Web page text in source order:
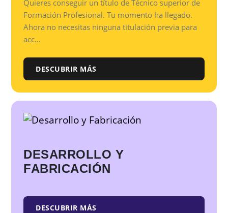
Quieres conseguir un título de Técnico superior de
Formación Profesional. Tu momento ha llegado.
Ahora no necesitas ninguna titulación previa para
acc...
DESCUBRIR MÁS
DESARROLLO Y
FABRICACIÓN
DESCUBRIR MÁS